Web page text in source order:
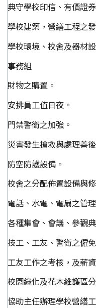
典守學校印信、有價證
學校建築，營繕工程之
學校環境、校舍及器材
事務組
財物之購置。
安排員工值日夜。
門禁警衛之加強。
災害發生搶救與處理善
防空防護設備。
校舍之分配佈置設備與
電話、水電、電扇之管
各種集會、會議、參觀
技工、工友、警衛之僱
工友工作之考核，及薪
校園綠化及花木維護區
協助主任辦理學校營繕